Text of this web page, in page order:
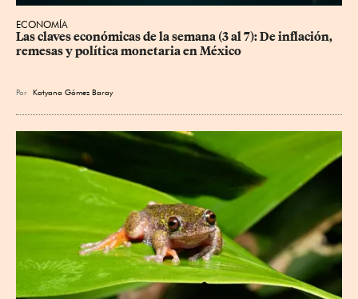
ECONOMÍA
Las claves económicas de la semana (3 al 7): De inflación,
remesas y política monetaria en México
Por Katyana Gómez Baray